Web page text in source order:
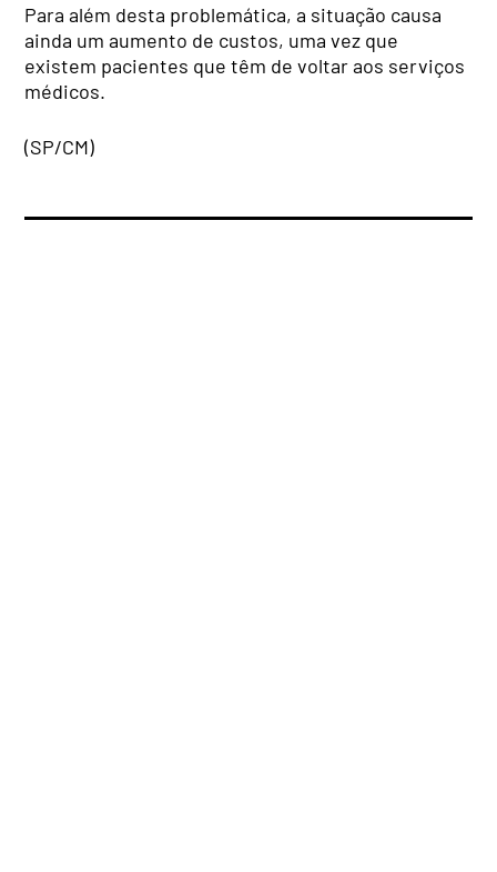
Para além desta problemática, a situação causa
ainda um aumento de custos, uma vez que
existem pacientes que têm de voltar aos serviços
médicos.
(SP/CM)